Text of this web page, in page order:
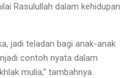
Rasulullah dalam kehidupan
jadi teladan bagi anak-anak
contoh nyata dalam
mulia,” tambahnya.